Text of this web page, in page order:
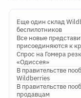
Еще один склад
беспилотников
Все новые
присоединяются к
Спрос на Гомера
«Одиссея»
В правительстве
Wildberries
В правительстве
продавцам